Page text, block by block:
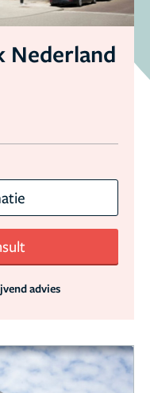
Nederland
advies